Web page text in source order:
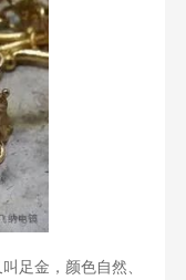
足金，颜色自然、